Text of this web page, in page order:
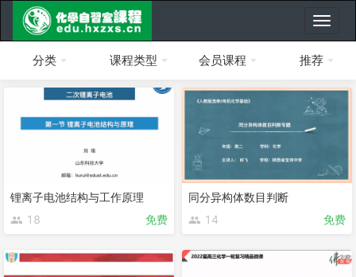
分类 课程类型 会员课程 推荐
锂离子电池结构与工作原理
18
免费
同分异构体数目判断
14
免费